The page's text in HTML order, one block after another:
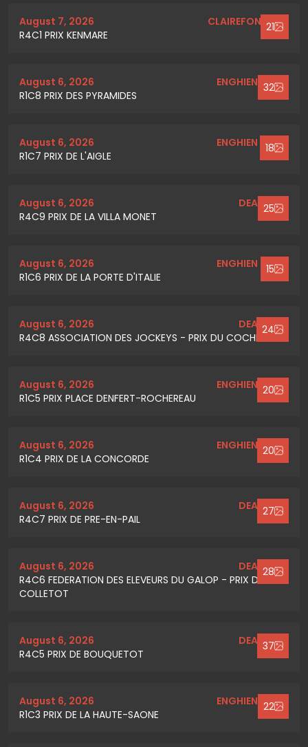
21
August 7, 2026
CLAIREFONTAINE
R4C1 PRIX KENMARE
32
August 6, 2026
ENGHIEN SOISY
R1C8 PRIX DES PYRAMIDES
18
August 6, 2026
ENGHIEN SOISY
R1C7 PRIX DE L'AIGLE
25
August 6, 2026
DEAUVILLE
R4C9 PRIX DE LA VILLA MONET
15
August 6, 2026
ENGHIEN SOISY
R1C6 PRIX DE LA PORTE D'ITALIE
24
August 6, 2026
DEAUVILLE
R4C8 ASSOCIATION DES JOCKEYS - PRIX DU COCHET
20
August 6, 2026
ENGHIEN SOISY
R1C5 PRIX PLACE DENFERT-ROCHEREAU
20
August 6, 2026
ENGHIEN SOISY
R1C4 PRIX DE LA CONCORDE
27
August 6, 2026
DEAUVILLE
R4C7 PRIX DE PRE-EN-PAIL
28
August 6, 2026
DEAUVILLE
R4C6 FEDERATION DES ELEVEURS DU GALOP - PRIX DE
COLLETOT
37
August 6, 2026
DEAUVILLE
R4C5 PRIX DE BOUQUETOT
22
August 6, 2026
ENGHIEN SOISY
R1C3 PRIX DE LA HAUTE-SAONE